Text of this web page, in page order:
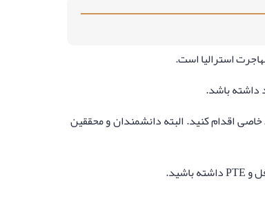
داشته باشد.
خاصی اقدام کنید. البته دانشمندان و محققین